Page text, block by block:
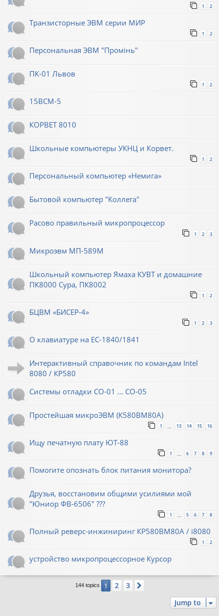
1 2
Транзисторные ЭВМ серии МИР
1 2
Персональная ЭВМ "Промiнь"
ПК-01 Львов
1 2
15ВСМ-5
КОРВЕТ 8010
Школьные компьютеры УКНЦ и Корвет.
1 2
Персональный компьютер «Немига»
Бытовой компьютер "Коллега"
Расово правильный микропроцессор
1 2 3
Микроэвм МП-589М
Школьный компьютер Ямаха КУВТ и домашние
ПК8000 Сура, ПК8002
1 2
БЦВМ «БИСЕР-4»
1 2 3
О клавиатуре на ЕС-1840/1841
Интерактивный справочник по командам Intel
8080 / КР580
Системы отладки СО-01 ... СО-05
Простейшая микроЭВМ (К580ВМ80А)
1 13 14 15 16
Ищу печатную плату ЮТ-88
1 6 7 8 9
Помогите опознать блок питания монитора?
Друзья, восстановим общими усилиями мой
"Юниор ФВ-6506" ???
1 … 5 6 7 8
Полный реверс-инжиниринг КР580ВМ80А / i8080
1 2
устройство микропроцессорное Курсор
144 topics 1 2 3
Jump to